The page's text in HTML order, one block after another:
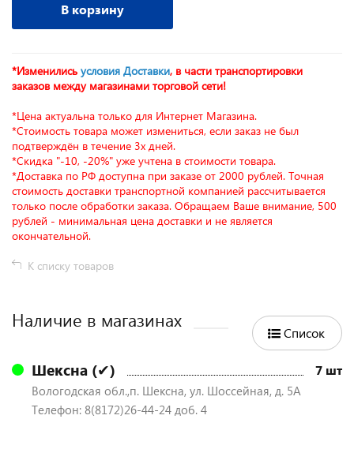
В корзину
*Изменились условия Доставки, в части транспортировки
заказов между магазинами торговой сети!
*Цена актуальна только для Интернет Магазина.
*Стоимость товара может измениться, если заказ не был
подтверждён в течение 3х дней.
*Скидка "-10, -20%" уже учтена в стоимости товара.
*Доставка по РФ доступна при заказе от 2000 рублей. Точная
стоимость доставки транспортной компанией рассчитывается
только после обработки заказа. Обращаем Ваше внимание, 500
рублей - минимальная цена доставки и не является
окончательной.
К списку товаров
Наличие в магазинах
Список
Шексна (✔) 7 шт
Вологодская обл.,п. Шексна, ул. Шоссейная, д. 5А
Телефон: 8(8172)26-44-24 доб. 4